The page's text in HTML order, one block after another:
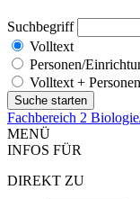
Suchbegriff
Volltext
Personen/
Volltext +
Fachbereich 2
MENÜ
INFOS FÜR
DIREKT ZU